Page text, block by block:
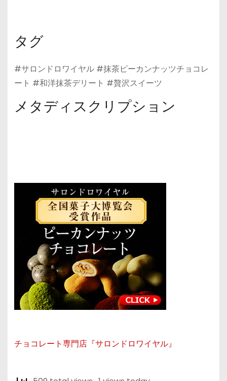
タグ
#サロンドロワイヤル #抹茶ピーカンナッツチョコレ
ート #和洋抹茶デリート #贅沢スイーツ
メタディスクリプション
チョコレート専門店『サロンドロワイヤル』